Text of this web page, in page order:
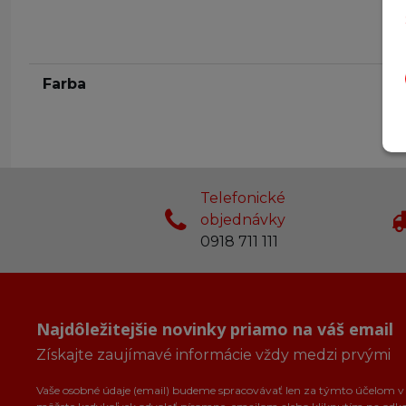
Farba
Telefonické
objednávky
0918 711 111
Najdôležitejšie novinky priamo na váš email
Získajte zaujímavé informácie vždy medzi prvými
Vaše osobné údaje (email) budeme spracovávať len za týmto